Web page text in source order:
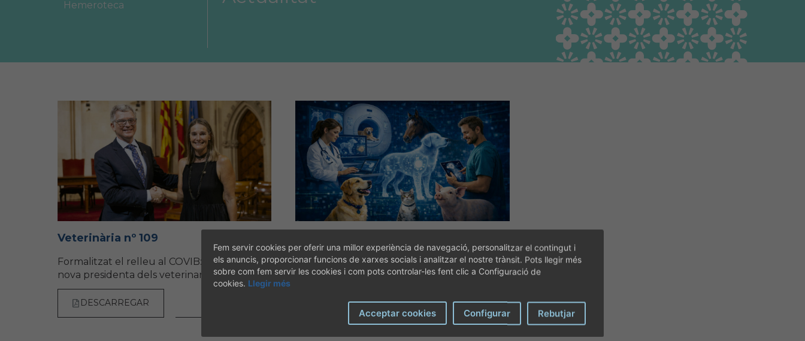
Àrea col·legial
Salut animal i salut
pública
Hemeroteca
Veterinària nº 109
Formalitzat el relleu al COVIB: Ana Sancha,
nova presidenta dels veterinaris de Balears.
DESCARREGAR
L’aplicació de la IA en la clínica veterinària
diària: una gran oportunitat?
DESCARREGAR [31-03-2026]
Fem servir cookies per oferir una millor experiència de navegació, personalitzar el contingut i
els anuncis, proporcionar funcions de xarxes socials i analitzar el nostre trànsit. Pots llegir més
sobre com fem servir les cookies i com pots controlar-les fent clic a Configuració de
cookies. Llegir més
Acceptar cookies Configurar Rebutjar